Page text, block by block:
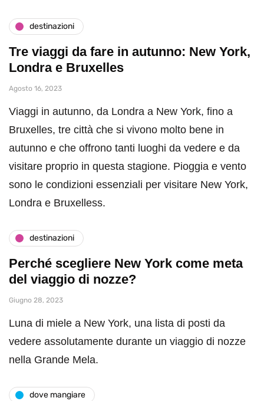
destinazioni
Tre viaggi da fare in autunno: New York,
Londra e Bruxelles
Agosto 16, 2023
Viaggi in autunno, da Londra a New York, fino a
Bruxelles, tre città che si vivono molto bene in
autunno e che offrono tanti luoghi da vedere e da
visitare proprio in questa stagione. Pioggia e vento
sono le condizioni essenziali per visitare New York,
Londra e Bruxelless.
destinazioni
Perché scegliere New York come meta
del viaggio di nozze?
Giugno 28, 2023
Luna di miele a New York, una lista di posti da
vedere assolutamente durante un viaggio di nozze
nella Grande Mela.
dove mangiare